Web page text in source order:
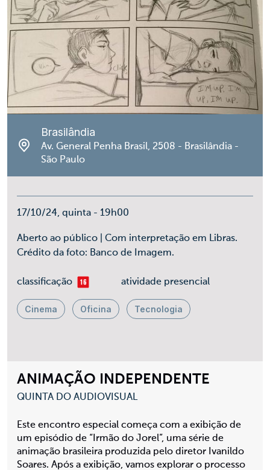
ANIMAÇÃO INDEPENDENTE
QUINTA DO AUDIOVISUAL
Este encontro especial começa com a exibição de
um episódio de “Irmão do Jorel”, uma série de
animação brasileira produzida pelo diretor Ivanildo
Soares. Após a exibição, vamos explorar o processo
Brasilândia
Av. General Penha Brasil, 2508 - Brasilândia -
São Paulo
17/10/24, quinta - 19h00
Aberto ao público | Com interpretação em Libras.
Crédito da foto: Banco de Imagem.
classificaçãomais 16 atividade presencial
Cinema Oficina Tecnologia